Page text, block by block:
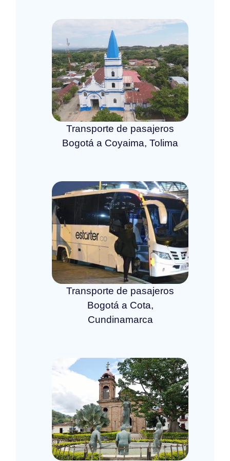
Transporte de pasajeros
Bogotá a Coyaima, Tolima
Transporte de pasajeros
Bogotá a Cota,
Cundinamarca